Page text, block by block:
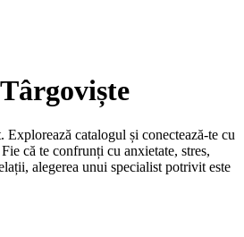
catalogul și conectează-te cu
că te confrunți cu anxietate, stres,
alegerea unui specialist potrivit este